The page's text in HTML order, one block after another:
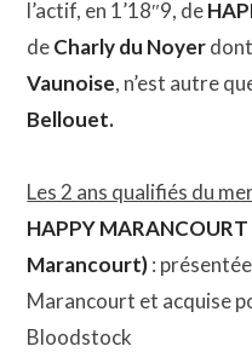
l’actif, en 1’18″9, de
deCharly du Noyer
Vaunoise, n’est autre
Bellouet.
Les 2 ans qualifiés du
HAPPY
Marancourt):
Marancourt et acquise
Bloodstock